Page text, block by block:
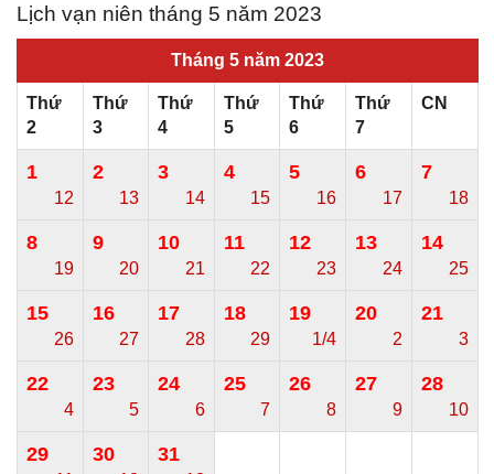
Lịch vạn niên tháng 5 năm 2023
Tháng 5 năm 2023
Thứ
2
Thứ
3
Thứ
4
Thứ
5
Thứ
6
Thứ
7
CN
1
12
2
13
3
14
4
15
5
16
6
17
7
18
8
19
9
20
10
21
11
22
12
23
13
24
14
25
15
26
16
27
17
28
18
29
19
1/4
20
2
21
3
22
4
23
5
24
6
25
7
26
8
27
9
28
10
29 30 31